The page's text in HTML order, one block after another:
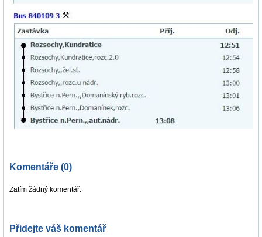
Komentáře (0)
Zatím žádný komentář.
Přidejte váš komentář